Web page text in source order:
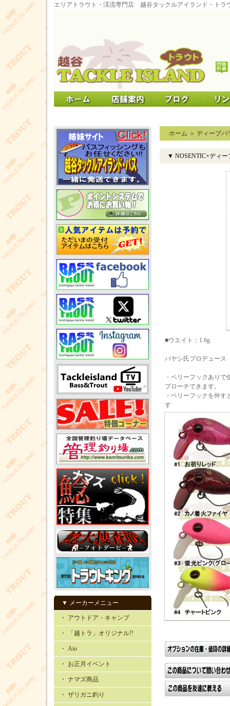
エリアトラウト・渓流専門店 越谷タックルアイランド・トラ
▼ メーカーメニュー
・ アウトドア・キャンプ
・ 「越トラ」オリジナル!!
・ Aio
・ お正月イベント
・ ナマズ商品
・ ザリガニ釣り
ホーム＞ディープパ
▼ NOSENTIC×ディ
■ウエイト；1.6g
バヤシ氏プロデュース
・ベリーフックあり
プローチできます。
・ベリーフックを外
す